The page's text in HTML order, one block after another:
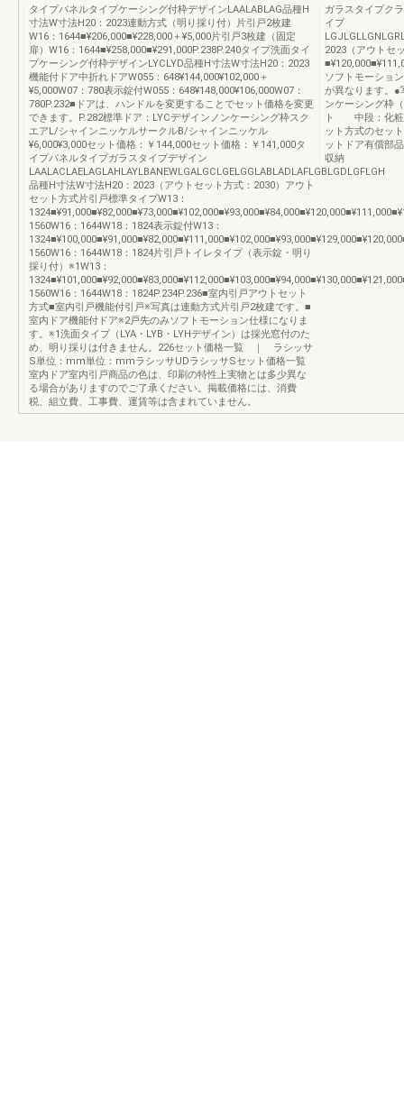
タイプパネルタイプケーシング付枠デザインLAALABLAG品種H
寸法W寸法H20：2023連動方式（明り採り付）片引戸2枚建
W16：1644■¥206,000■¥228,000＋¥5,000片引戸3枚建（固定
扉）W16：1644■¥258,000■¥291,000P.238P.240タイプ洗面タイ
プケーシング付枠デザインLYCLYD品種H寸法W寸法H20：2023
機能付ドア中折れドアW055：648¥144,000¥102,000＋
¥5,000W07：780表示錠付W055：648¥148,000¥106,000W07：
780P.232■ドアは、ハンドルを変更することでセット価格を変更
できます。P.282標準ドア：LYCデザインノンケーシング枠スク
エアL/シャインニッケルサークルB/シャインニッケル
¥6,000¥3,000セット価格：￥144,000セット価格：￥141,000タ
イプパネルタイプガラスタイプデザイン
LAALACLAELAGLAHLAYLBANEWLGALGCLGELGGLABLADLAFLGBLGDLGFLGH
品種H寸法W寸法H20：2023（アウトセット方式：2030）アウト
セット方式片引戸標準タイプW13：
1560W16：1644W18：1824表示錠付W13：
1560W16：1644W18：1824片引戸トイレタイプ（表示錠・明り
採り付）※1W13：
1560W16：1644W18：1824P.234P.236■室内引戸アウトセット
方式■室内引戸機能付引戸※写真は連動方式片引戸2枚建です。■
室内ドア機能付ドア※2戸先のみソフトモーション仕様になりま
す。※1洗面タイプ（LYA・LYB・LYHデザイン）は採光窓付のた
め、明り採りは付きません。226セット価格一覧 ｜ ラシッサ
S単位：mm単位：mmラシッサUDラシッサSセット価格一覧
室内ドア室内引戸商品の色は、印刷の特性上実物とは多少異な
る場合がありますのでご了承ください。掲載価格には、消費
税、組立費、工事費、運賃等は含まれていません。
ガラスタイプク
イプ
2023（アウトセ
ソフトモーショ
が異なります。●
ンケーシング枠
ト 中段：化粧
ット方式のセッ
ットドア有償部
収納